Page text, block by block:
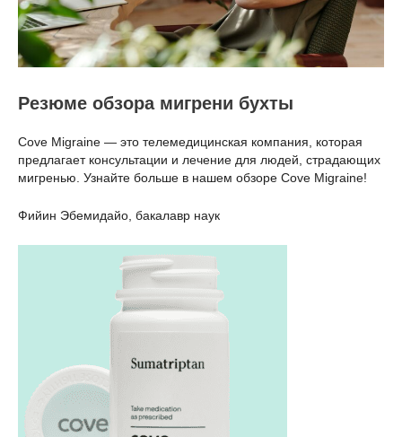
Резюме обзора мигрени бухты
Cove Migraine — это телемедицинская компания, которая
предлагает консультации и лечение для людей, страдающих
мигренью. Узнайте больше в нашем обзоре Cove Migraine!
Фийин Эбемидайо, бакалавр наук